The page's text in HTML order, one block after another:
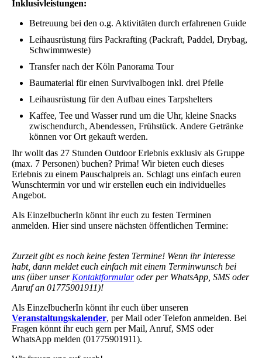
Inklusivleistungen:
Betreuung bei den o.g. Aktivitäten durch erfahrenen Guide
Leihausrüstung fürs Packrafting (Packraft, Paddel, Drybag,
Schwimmweste)
Transfer nach der Köln Panorama Tour
Baumaterial für einen Survivalbogen inkl. drei Pfeile
Leihausrüstung für den Aufbau eines Tarpshelters
Kaffee, Tee und Wasser rund um die Uhr, kleine Snacks
zwischendurch, Abendessen, Frühstück. Andere Getränke
können vor Ort gekauft werden.
Ihr wollt das 27 Stunden Outdoor Erlebnis exklusiv als Gruppe
(max. 7 Personen) buchen? Prima! Wir bieten euch dieses
Erlebnis zu einem Pauschalpreis an. Schlagt uns einfach euren
Wunschtermin vor und wir erstellen euch ein individuelles
Angebot.
Als EinzelbucherIn könnt ihr euch zu festen Terminen
anmelden. Hier sind unsere nächsten öffentlichen Termine:
Zurzeit gibt es noch keine festen Termine! Wenn ihr Interesse
habt, dann meldet euch einfach mit einem Terminwunsch bei
uns (über unser Kontaktformularoder per WhatsApp, SMS oder
Anruf an 01775901911)!
Als EinzelbucherIn könnt ihr euch über unseren
Veranstaltungskalender, per Mail oder Telefon anmelden. Bei
Fragen könnt ihr euch gern per Mail, Anruf, SMS oder
WhatsApp melden (01775901911).